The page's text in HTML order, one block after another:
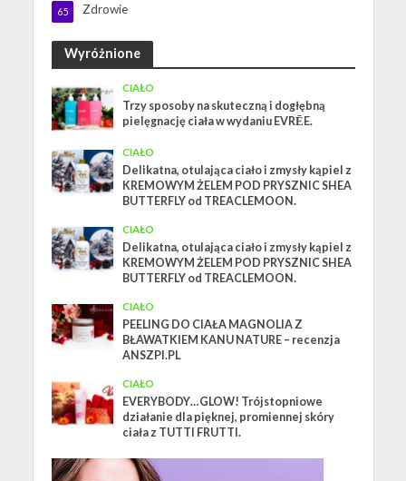
Zdrowie
65
Wyróżnione
CIAŁO
Trzy sposoby na skuteczną i dogłębną
pielęgnację ciała w wydaniu EVRĒE.
CIAŁO
Delikatna, otulająca ciało i zmysły kąpiel z
KREMOWYM ŻELEM POD PRYSZNIC SHEA
BUTTERFLY od TREACLEMOON.
CIAŁO
Delikatna, otulająca ciało i zmysły kąpiel z
KREMOWYM ŻELEM POD PRYSZNIC SHEA
BUTTERFLY od TREACLEMOON.
CIAŁO
PEELING DO CIAŁA MAGNOLIA Z
BŁAWATKIEM KANU NATURE – recenzja
ANSZPI.PL
CIAŁO
EVERYBODY…GLOW! Trójstopniowe
działanie dla pięknej, promiennej skóry
ciała z TUTTI FRUTTI.